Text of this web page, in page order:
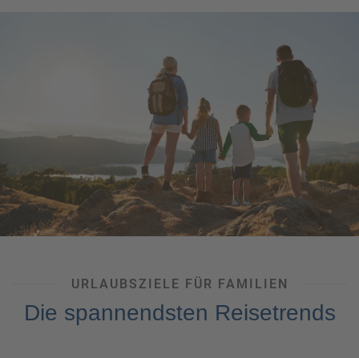
URLAUBSZIELE FÜR FAMILIEN
Die spannendsten Reisetrends